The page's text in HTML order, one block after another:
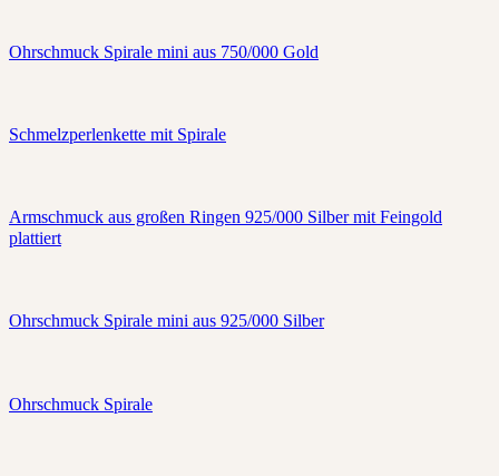
Ohrschmuck Spirale mini aus 750/000 Gold
Schmelzperlenkette mit Spirale
Armschmuck aus großen Ringen 925/000 Silber mit Feingold
plattiert
Ohrschmuck Spirale mini aus 925/000 Silber
Ohrschmuck Spirale